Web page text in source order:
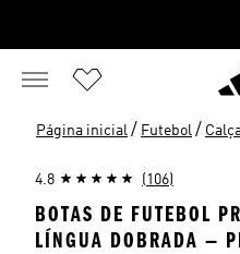
Página inicial / Futebol /
4.8 (106)
BOTAS DE FUTEBOL
LÍNGUA DOBRADA —